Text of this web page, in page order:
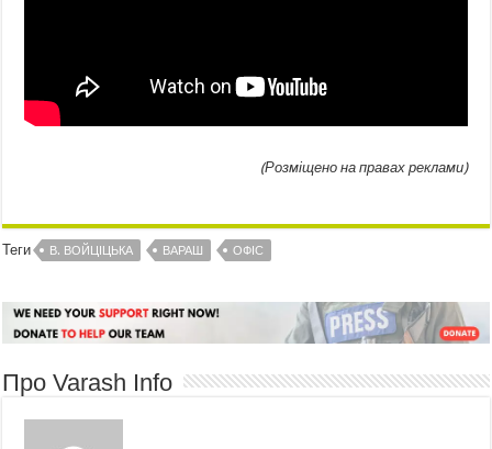
(Розміщено на правах реклами)
Теги В. ВОЙЦІЦЬКА ВАРАШ ОФІС
Про Varash Info